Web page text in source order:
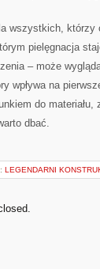
wszystkich, którzy
pielęgnacja
– może
wpływa na
do
dbać.
LEGENDARNI